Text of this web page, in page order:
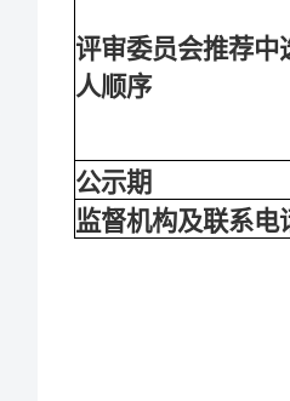
评审委员会推荐中
人顺序
公示期
监督机构及联系电